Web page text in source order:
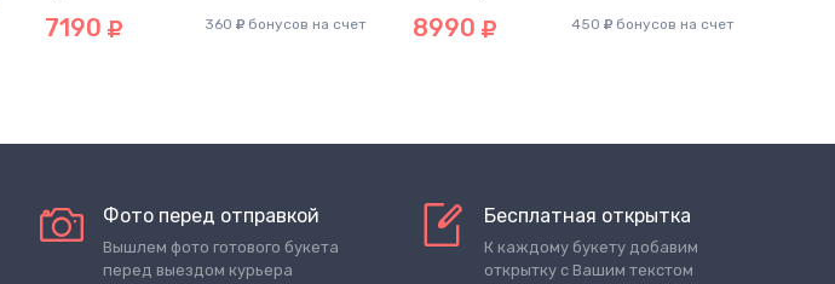
7190 360 бонусов на счет 8990 450 бонусов на счет
Фото перед отправкой
Вышлем фото готового букета
перед выездом курьера
Бесплатная открытка
К каждому букету добавим
открытку с Вашим текстом